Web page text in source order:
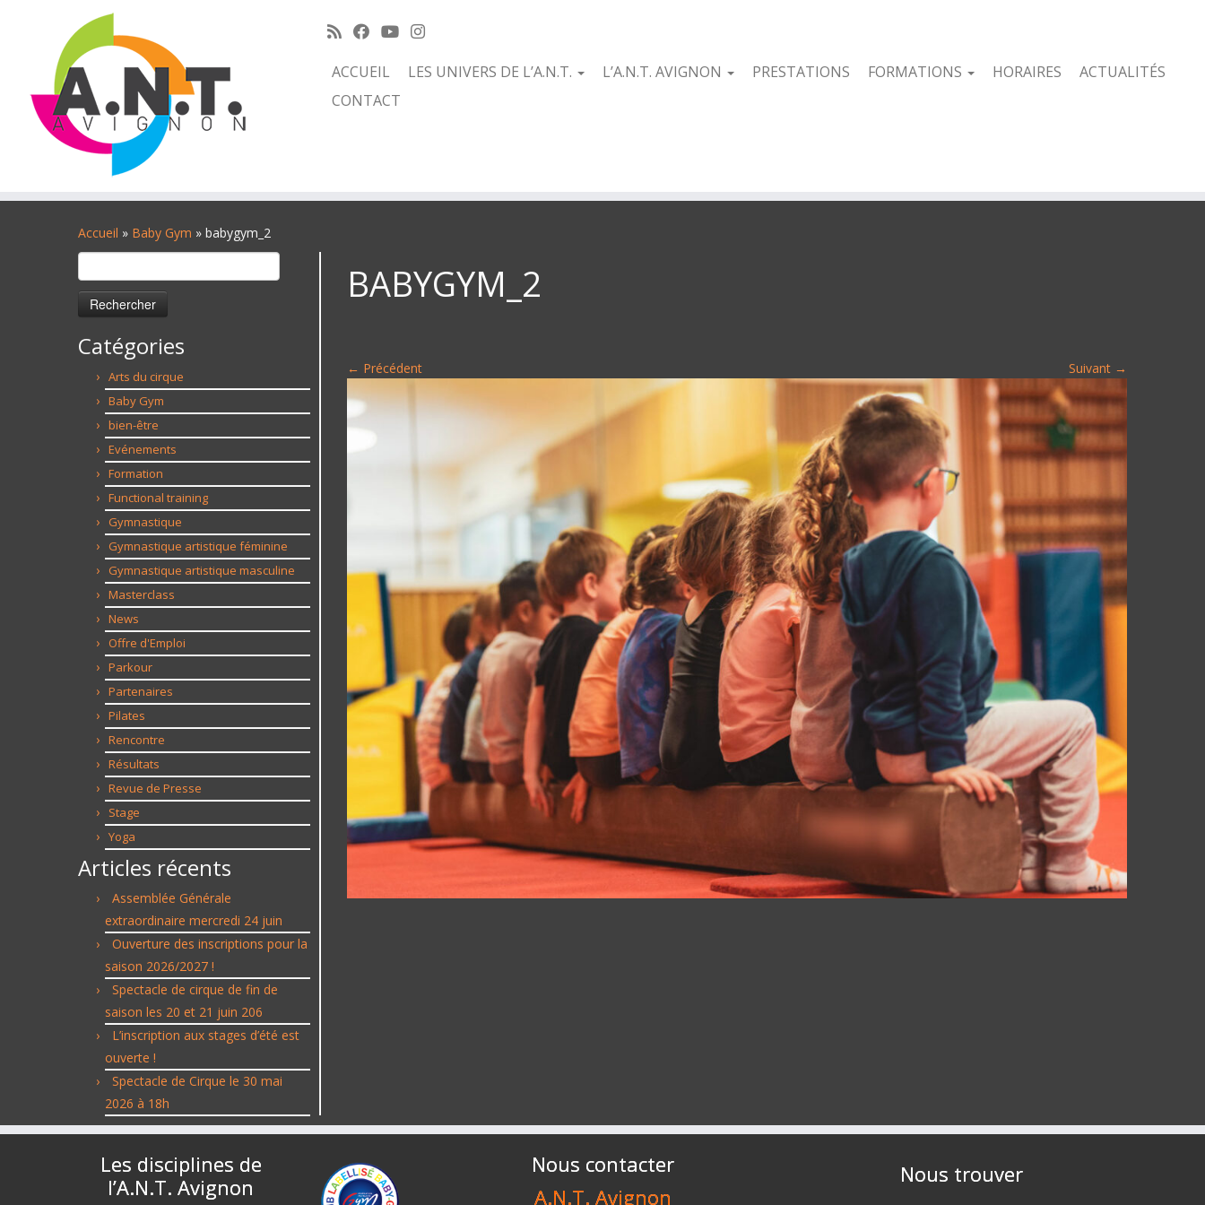
ACCUEIL LES UNIVERS DE L’A.N.T. L’A.N.T. AVIGNON PRESTATIONS FORMATIONS HORAIRES
ACTUALITÉS
CONTACT
Accueil » Baby Gym » babygym_2
Rechercher :
Catégories
Arts du cirque
Baby Gym
bien-être
Evénements
Formation
Functional training
Gymnastique
Gymnastique artistique féminine
Gymnastique artistique masculine
Masterclass
News
Offre d'Emploi
Parkour
Partenaires
Pilates
Rencontre
Résultats
Revue de Presse
Stage
Yoga
Articles récents
Assemblée Générale
extraordinaire mercredi 24 juin
Ouverture des inscriptions pour la
saison 2026/2027 !
Spectacle de cirque de fin de
saison les 20 et 21 juin 206
L’inscription aux stages d’été est
ouverte !
Spectacle de Cirque le 30 mai
2026 à 18h
BABYGYM_2
← Précédent Suivant →
Les disciplines de
l’A.N.T. Avignon
Nous contacter
A.N.T. Avignon
Nous trouver